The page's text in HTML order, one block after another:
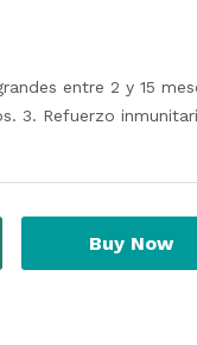
entre 2 y 15
3. Refuerzo
Buy Now